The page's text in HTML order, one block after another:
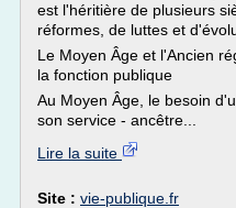
est l'héritière de plusieurs
réformes, de luttes et
Le Moyen Âge et l'Ancien
la fonction publique
Au Moyen Âge, le besoin
son service - ancêtre...
Lire la suite
Site : vie-publique.fr